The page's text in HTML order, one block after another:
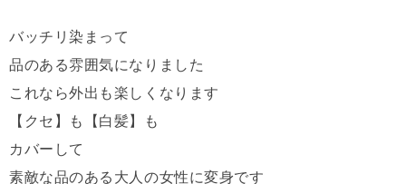
バッチリ染まって
品のある雰囲気になりました
これなら外出も楽しくなります
【クセ】も【白髪】も
カバーして
素敵な品のある大人の女性に変身です